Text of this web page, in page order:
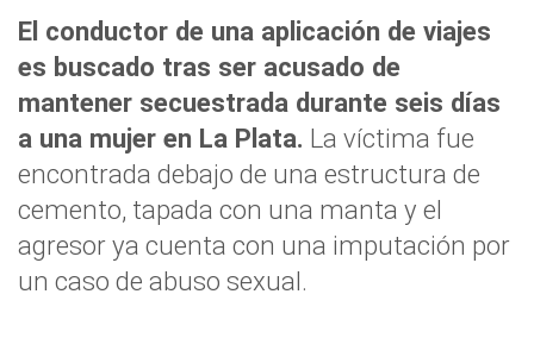
El conductor de una aplicación de viajes
es buscado tras ser acusado de
mantener secuestrada durante seis días
a una mujer en La Plata. La víctima fue
encontrada debajo de una estructura de
cemento, tapada con una manta y el
agresor ya cuenta con una imputación por
un caso de abuso sexual.